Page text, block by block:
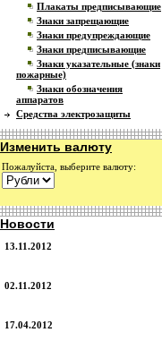
Плакаты предписывающие
Знаки запрещающие
Знаки предупреждающие
Знаки предписывающие
Знаки указательные (знаки
пожарные)
Знаки обозначения
аппаратов
Средства электрозащиты
Изменить валюту
Пожалуйста, выберите валюту:
Новости
13.11.2012
02.11.2012
17.04.2012